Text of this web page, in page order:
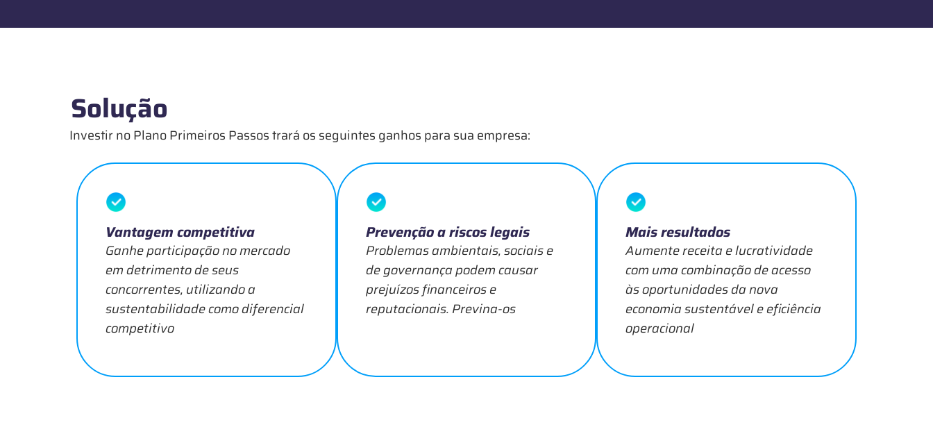
Solução
Investir no Plano Primeiros Passos trará os seguintes ganhos para sua empresa:
Vantagem competitiva
Ganhe participação no mercado
em detrimento de seus
concorrentes, utilizando a
sustentabilidade como diferencial
competitivo
Prevenção a riscos legais
Problemas ambientais, sociais e
de governança podem causar
prejuízos financeiros e
reputacionais. Previna-os
Mais resultados
Aumente receita e lucratividade
com uma combinação de acesso
às oportunidades da nova
economia sustentável e eficiência
operacional